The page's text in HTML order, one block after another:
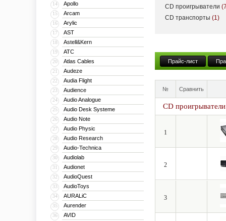
14 Apollo
15 Arcam
16 Arylic
17 AST
18 Astell&Kern
19 ATC
20 Atlas Cables
21 Audeze
22 Audia Flight
23 Audience
24 Audio Analogue
25 Audio Desk Systeme
26 Audio Note
27 Audio Physic
28 Audio Research
29 Audio-Technica
30 Audiolab
31 Audionet
32 AudioQuest
33 AudioToys
34 AURALiC
35 Aurender
36 AVID
«Честно говоря, я не
основатель компании
системы —
CD проигрыватели
CD транспорты (1)
Прайс-лист
№ Сравнить
CD проигрыватели
1
2
3